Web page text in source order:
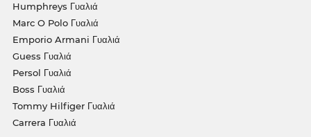
Humphreys Γυαλιά
Marc O Polo Γυαλιά
Emporio Armani Γυαλιά
Guess Γυαλιά
Persol Γυαλιά
Boss Γυαλιά
Tommy Hilfiger Γυαλιά
Carrera Γυαλιά